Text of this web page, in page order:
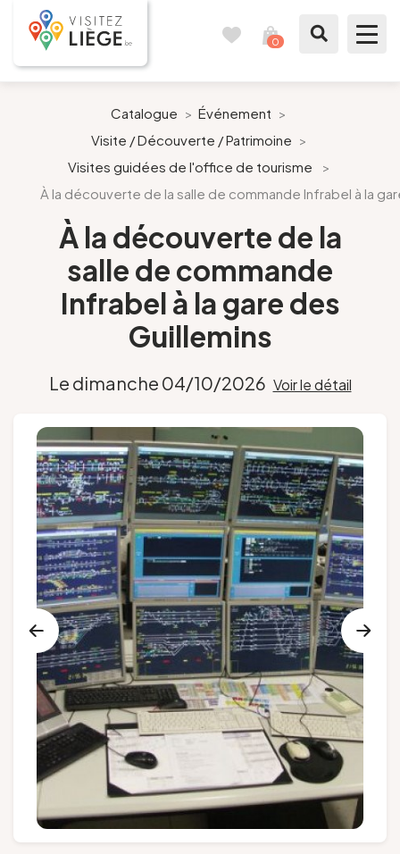
0
Comme un Liégeois
Préparer mon séjour
Nos suggestions
Pays de Liège
Suivez-nous
Presse
Groupes et voyagistes
EN NL DE
Catalogue > Événement >
Visite / Découverte / Patrimoine >
Visites guidées de l'office de tourisme
>
À la découverte de la salle de commande Infrabel à la
À la découverte de la
salle de commande
Infrabel à la gare des
Guillemins
Le dimanche 04/10/2026 Voir le détail